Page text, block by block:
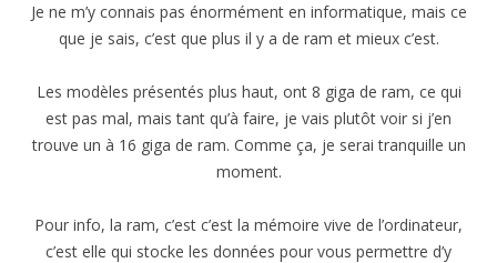
Je ne m’y connais pas énormément en informatique, mais ce
que je sais, c’est que plus il y a de ram et mieux c’est.
Les modèles présentés plus haut, ont 8 giga de ram, ce qui
est pas mal, mais tant qu’à faire, je vais plutôt voir si j’en
trouve un à 16 giga de ram. Comme ça, je serai tranquille un
moment.
Pour info, la ram, c’est c’est la mémoire vive de l’ordinateur,
c’est elle qui stocke les données pour vous permettre d’y